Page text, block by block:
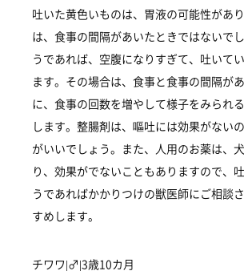
吐いた黄色いものは、胃液の可能性があ
は、食事の間隔があいたときではないで
うであれば、空腹になりすぎて、吐いて
ます。その場合は、食事と食事の間隔が
に、食事の回数を増やして様子をみられ
します。整腸剤は、嘔吐には効果がない
がいいでしょう。また、人用のお薬は、
り、効果がでないこともありますので、
うであればかかりつけの獣医師にご相談
すめします。
チワワ|♂|3歳10カ月